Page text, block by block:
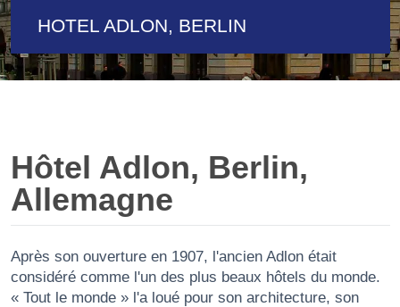
HOTEL ADLON, BERLIN
Hôtel Adlon, Berlin,
Allemagne
Après son ouverture en 1907, l'ancien Adlon était
considéré comme l'un des plus beaux hôtels du monde.
« Tout le monde » l'a loué pour son architecture, son